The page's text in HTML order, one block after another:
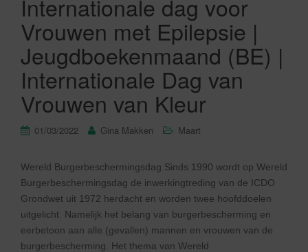
Internationale dag voor
Vrouwen met Epilepsie |
Jeugdboekenmaand (BE) |
Internationale Dag van
Vrouwen van Kleur
01/03/2022 Gina Makken Maart
Wereld Burgerbeschermingsdag Sinds 1990 wordt op Wereld
Burgerbeschermingsdag de inwerkingtreding van de ICDO
Grondwet uit 1972 herdacht en worden twee hoofddoelen
uitgelicht. Namelijk het belang van burgerbescherming en
eerbetoon aan alle (gevallen) mannen en vrouwen van de
burgerbescherming. Het thema van Wereld